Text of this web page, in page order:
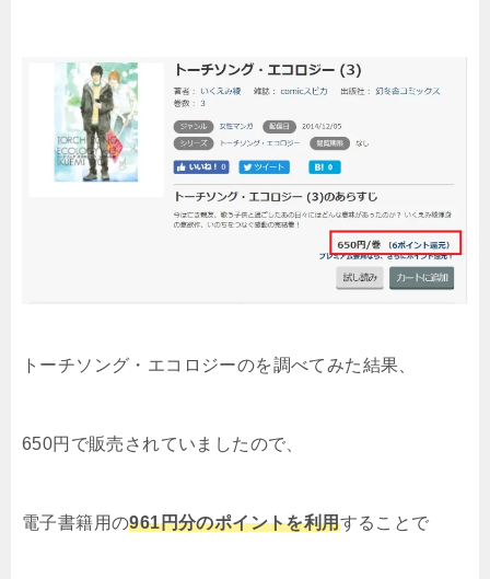
トーチソング・エコロジーのを調べてみた結果
650円で販売されていましたので、
電子書籍用の961円分のポイントを利用することで